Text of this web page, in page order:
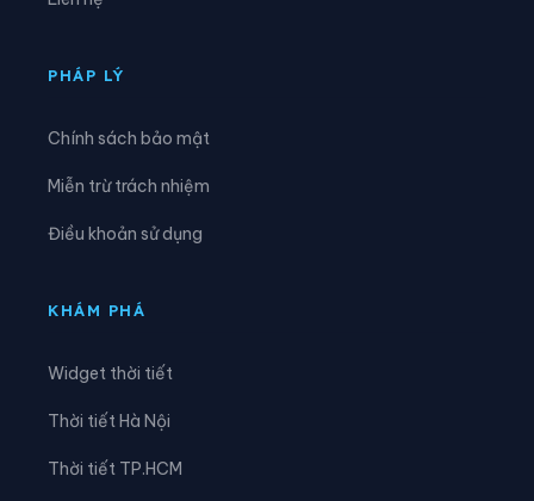
Xã Đắk Wil
Xã Đồng Kho
PHÁP LÝ
Chính sách bảo mật
Miễn trừ trách nhiệm
Điều khoản sử dụng
KHÁM PHÁ
Widget thời tiết
Thời tiết Hà Nội
Thời tiết TP.HCM